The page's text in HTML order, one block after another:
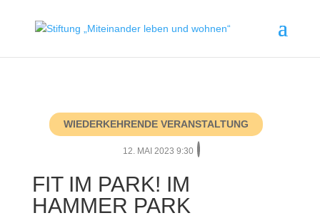
WIEDERKEHRENDE VERANSTALTUNG
12. MAI 2023 9:30
FIT IM PARK! IM
HAMMER PARK